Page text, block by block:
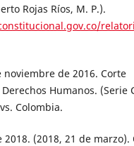
Rojas Ríos, M. P.).
noviembre de 2016. Corte
Humanos. (Serie
Colombia.
2018. (2018, 21 de marzo).